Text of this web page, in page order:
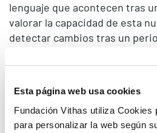
Esta página web usa cookies
Fundación Vithas utiliza Cookies
para personalizar la web según
lenguaje que acontecen tras
valorar la capacidad de esta
detectar cambios tras un
Enrique Noé, neurólogo y
generan los problemas de
acontecen después de un
repentino de su aparición,